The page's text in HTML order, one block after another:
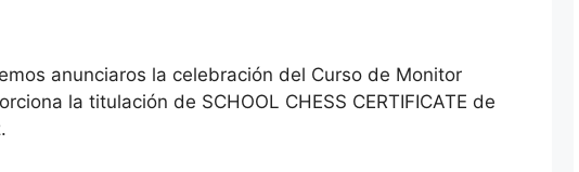
anunciaros la celebración del Curso de Monitor
la titulación de SCHOOL CHESS CERTIFICATE de